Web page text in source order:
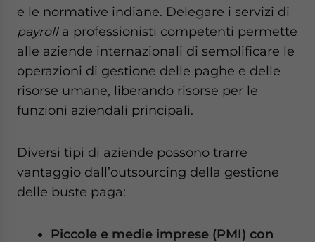
e le normative indiane. Delegare i servizi di
payrolla professionisti competenti permette
alle aziende internazionali di semplificare le
operazioni di gestione delle paghe e delle
risorse umane, liberando risorse per le
funzioni aziendali principali.
Diversi tipi di aziende possono trarre
vantaggio dall’outsourcing della gestione
delle buste paga:
Piccole e medie imprese (PMI) con